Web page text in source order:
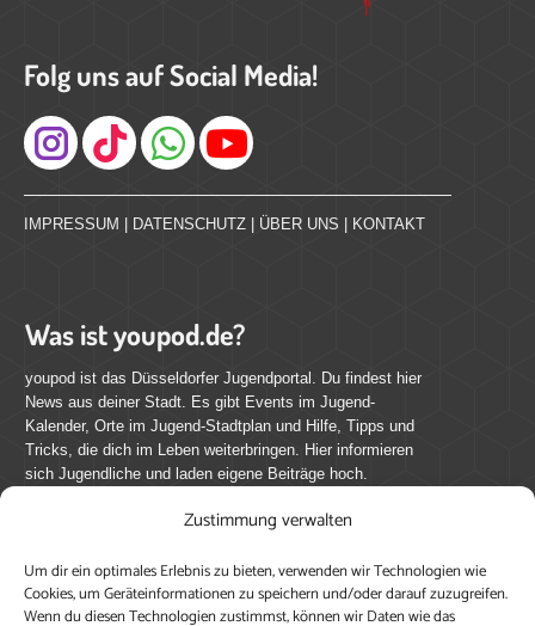
Zustimmung verwalten
Um dir ein optimales Erlebnis zu bieten, verwenden wir Technologien wie
Cookies, um Geräteinformationen zu speichern und/oder darauf zuzugreifen.
Wenn du diesen Technologien zustimmst, können wir Daten wie das
Folg uns auf Social Media!
Instagram
IMPRESSUM DATENSCHUTZ ÜBER UNS KONTAKT
Was ist youpod.de?
youpod ist das Düsseldorfer Jugendportal. Du findest hier
News aus deiner Stadt. Es gibt Events im Jugend-
Kalender, Orte im Jugend-Stadtplan und Hilfe, Tipps und
Tricks, die dich im Leben weiterbringen. Hier informieren
sich Jugendliche und laden eigene Beiträge hoch.
Mach mit bei youpod.de!
youpod.de lebt von Menschen wie dir. Sammel
journalistische Erfahrung, teile deine Perspektive und